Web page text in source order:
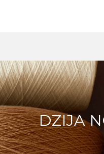
DZIJA